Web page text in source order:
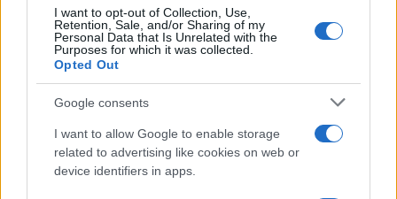
I want to opt-out of Collection, Use,
Retention, Sale, and/or Sharing of my
Personal Data that Is Unrelated with the
Purposes for which it was collected.
Opted Out
Google consents
I want to allow Google to enable storage
related to advertising like cookies on web or
device identifiers in apps.
Για όλους αυτούς τους λόγους, η Google αποφάσισε
να τιμήσει τον αξέχαστο καλλιτέχνη με το σημερινό
doodle της. Πατήστε Play και απολαύστε ένα animated
video με πρωταγωνιστή τον Freddie Mercury υπό τους
ήχους του τραγουδιού "Don't stop me now".